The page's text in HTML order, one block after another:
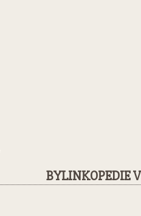
BYLINKOPEDIE